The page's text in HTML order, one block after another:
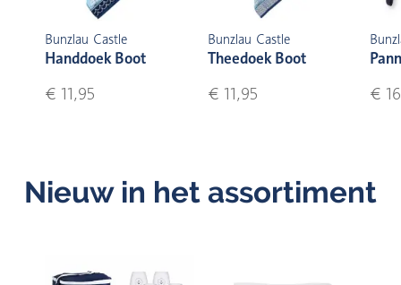
Bunzlau Castle
Handdoek Boot
€ 11,95
Bunzlau Castle
Theedoek Boot
€ 11,95
€
Nieuw in het assortiment